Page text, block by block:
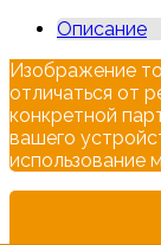
Описание
Изображение
отличаться от
конкретной
вашего
использование